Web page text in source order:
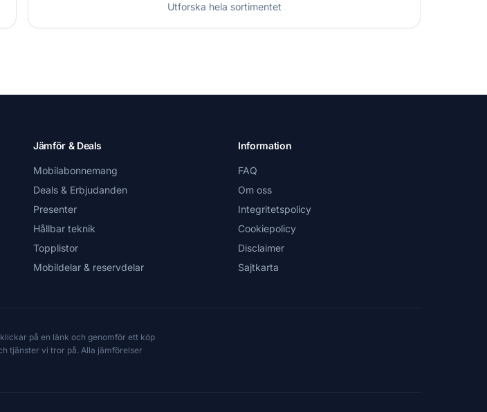
Utforska hela sortimentet
Jämför & Deals
Mobilabonnemang
Deals & Erbjudanden
Presenter
Hållbar teknik
Topplistor
Mobildelar & reservdelar
Information
FAQ
Om oss
Integritetspolicy
Cookiepolicy
Disclaimer
Sajtkarta
på en länk och genomför ett köp
tjänster vi tror på. Alla jämförelser